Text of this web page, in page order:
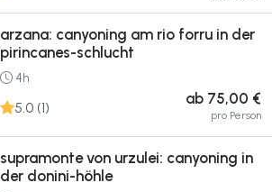
arzana: canyoning am rio forru in der
pirincanes-schlucht
4h
5.0 (1) ab 75,00 €
pro Person
supramonte von urzulei: canyoning in
der donini-höhle